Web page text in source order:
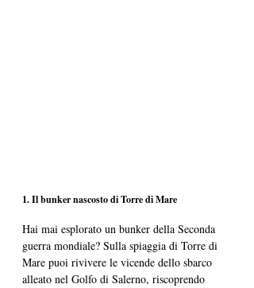
1. Il bunker nascosto di Torre di Mare
Hai mai esplorato un bunker della Seconda
guerra mondiale? Sulla spiaggia di Torre di
Mare puoi rivivere le vicende dello sbarco
alleato nel Golfo di Salerno, riscoprendo